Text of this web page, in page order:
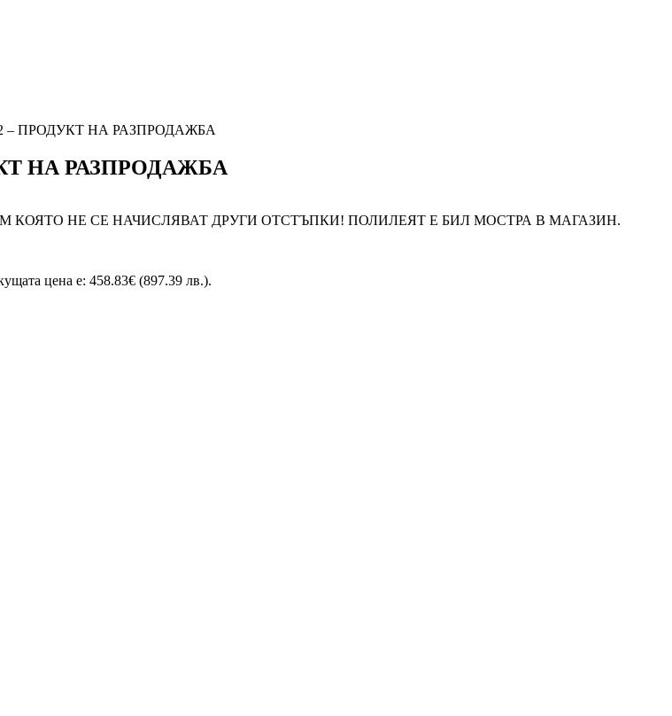
– ПРОДУКТ НА РАЗПРОДАЖБА
НА РАЗПРОДАЖБА
НЕ СЕ НАЧИСЛЯВАТ ДРУГИ ОТСТЪПКИ! ПОЛИЛЕЯТ Е БИЛ МОСТРА В МАГАЗИН.
цена е: 458.83€ (897.39 лв.).